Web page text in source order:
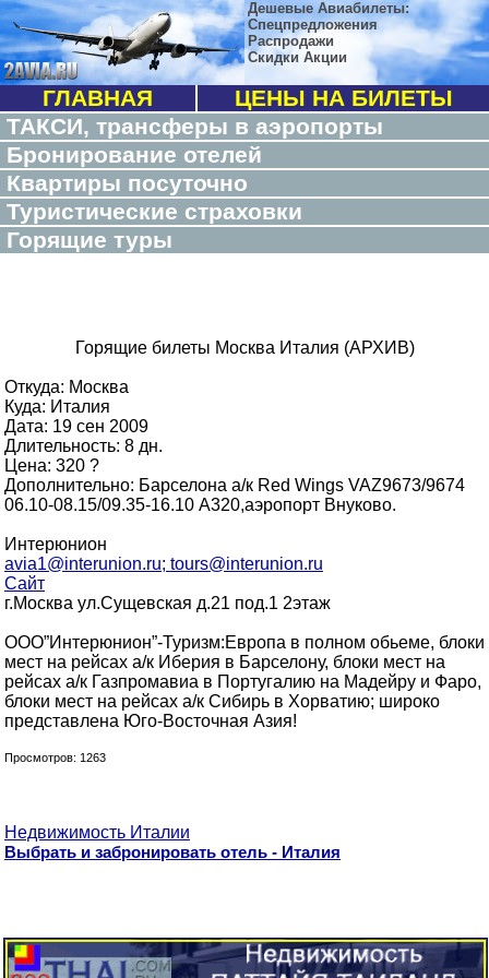
Дешевые Авиабилеты:
Спецпредложения
Распродажи
Скидки Акции
ГЛАВНАЯ
ЦЕНЫ НА БИЛЕТЫ
ТАКСИ, трансферы в аэропорты
Бронирование отелей
Квартиры посуточно
Туристические страховки
Горящие туры
Горящие билеты Москва Италия (АРХИВ)
Откуда: Москва
Куда: Италия
Дата: 19 сен 2009
Длительность: 8 дн.
Цена: 320 ?
Дополнительно: Барселона а/к Red Wings VAZ9673/9674
06.10-08.15/09.35-16.10 А320,аэропорт Внуково.
Интерюнион
avia1@interunion.ru; tours@interunion.ru
Сайт
г.Москва ул.Сущевская д.21 под.1 2этаж
ООО”Интерюнион”-Туризм:Европа в полном обьеме, блоки
мест на рейсах а/к Иберия в Барселону, блоки мест на
рейсах а/к Газпромавиа в Португалию на Мадейру и Фаро,
блоки мест на рейсах а/к Сибирь в Хорватию; широко
представлена Юго-Восточная Азия!
Просмотров: 1263
Недвижимость Италии
Выбрать и забронировать отель - Италия